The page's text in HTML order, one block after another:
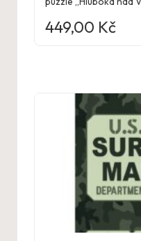
449,00 Kč